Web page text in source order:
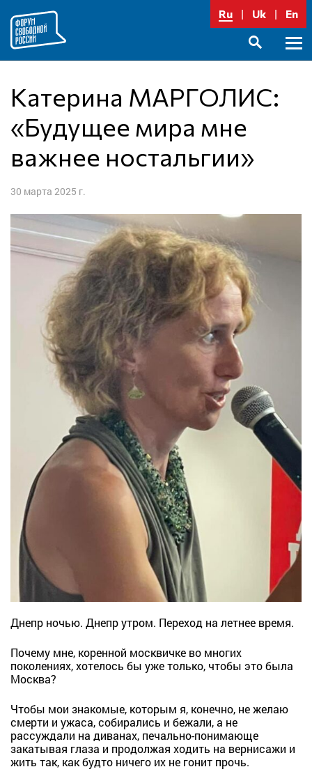
содержимому
Ru Uk En
Катерина МАРГОЛИС:
«Будущее мира мне
важнее ностальгии»
30 марта 2025 г.
Днепр ночью. Днепр утром. Переход на летнее время.
Почему мне, коренной москвичке во многих
поколениях, хотелось бы уже только, чтобы это была
Москва?
Чтобы мои знакомые, которым я, конечно, не желаю
смерти и ужаса, собирались и бежали, а не
рассуждали на диванах, печально-понимающе
закатывая глаза и продолжая ходить на вернисажи и
жить так, как будто ничего их не гонит прочь.